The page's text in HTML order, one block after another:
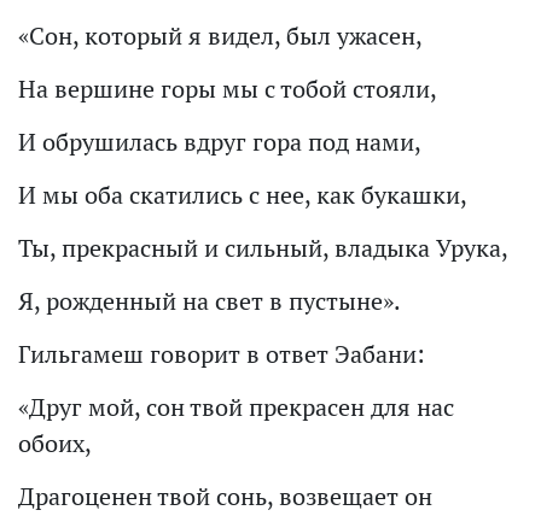
«Сон, который я видел, был ужасен,
На вершине горы мы с тобой стояли,
И обрушилась вдруг гора под нами,
И мы оба скатились с нее, как букашки,
Ты, прекрасный и сильный, владыка Урука,
Я, рожденный на свет в пустыне».
Гильгамеш говорит в ответ Эабани:
«Друг мой, сон твой прекрасен для нас
обоих,
Драгоценен твой сонь, возвещает он